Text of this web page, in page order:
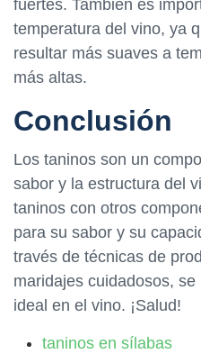
fuertes. También es
temperatura del vino, ya
resultar más suaves a
más altas.
Conclusión
Los taninos son un
sabor y la estructura del
taninos con otros
para su sabor y su
través de técnicas de
maridajes cuidadosos,
ideal en el vino. ¡Salud!
taninos en sílabas